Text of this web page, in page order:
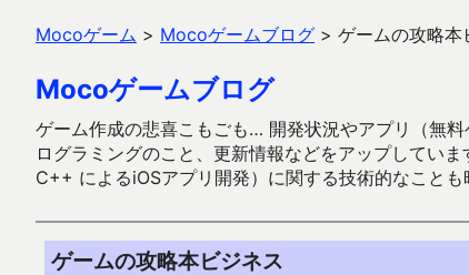
Mocoゲーム > Mocoゲームブログ > ゲームの攻略本
Mocoゲームブログ
ゲーム作成の悲喜こもごも… 開発状況やアプリ（無
ログラミングのこと、更新情報などをアップしてい
C++ によるiOSアプリ開発）に関する技術的なことも
ゲームの攻略本ビジネス